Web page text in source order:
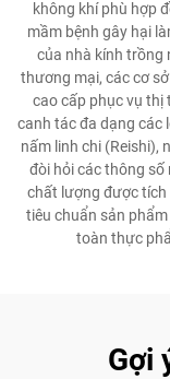
không khí phù hợp
mầm bệnh gây hại
của nhà kính trồng
thương mại, các cơ
cao cấp phục vụ
canh tác đa dạng các
nấm linh chi (Reishi),
đòi hỏi các thông số
chất lượng được tích
tiêu chuẩn sản
toàn thực
Gợi